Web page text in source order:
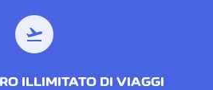
flight_takeoff
ILLIMITATO DI VIAGGI